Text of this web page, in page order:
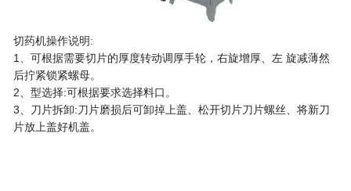
切药机操作说明:
1、可根据需要切片的厚度转动调厚手轮，右旋增厚、左 旋减薄然
后拧紧锁紧螺母。
2、型选择:可根据要求选择料口。
3、刀片拆卸:刀片磨损后可卸掉上盖、松开切片刀片螺丝、将新刀
片放上盖好机盖。